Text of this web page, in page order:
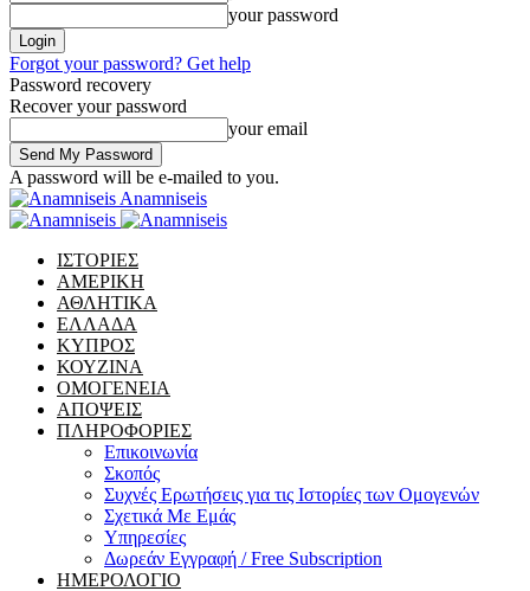
your password
Forgot your password? Get help
Password recovery
Recover your password
your email
A password will be e-mailed to you.
Anamniseis
ΙΣΤΟΡΙΕΣ
ΑΜΕΡΙΚΗ
ΑΘΛΗΤΙΚΑ
ΕΛΛΑΔΑ
ΚΥΠΡΟΣ
ΚΟΥΖΙΝΑ
ΟΜΟΓΕΝΕΙΑ
ΑΠΟΨΕΙΣ
ΠΛΗΡΟΦΟΡΙΕΣ
Επικοινωνία
Σκοπός
Συχνές Ερωτήσεις για τις Ιστορίες των Ομογενών
Σχετικά Με Εμάς
Υπηρεσίες
Δωρεάν Εγγραφή / Free Subscription
ΗΜΕΡΟΛΟΓΙΟ